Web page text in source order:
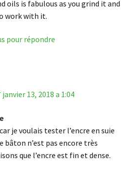
oils is fabulous as you grind it and
work with it.
pour répondre
janvier 13, 2018 a 1:04
je voulais tester l’encre en suie
bâton n’est pas encore très
que l’encre est fin et dense.